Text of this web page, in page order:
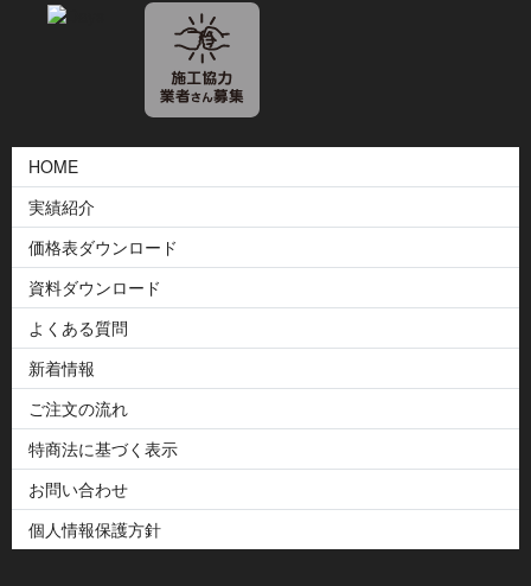
HOME
実績紹介
価格表ダウンロード
資料ダウンロード
よくある質問
新着情報
ご注文の流れ
特商法に基づく表示
お問い合わせ
個人情報保護方針